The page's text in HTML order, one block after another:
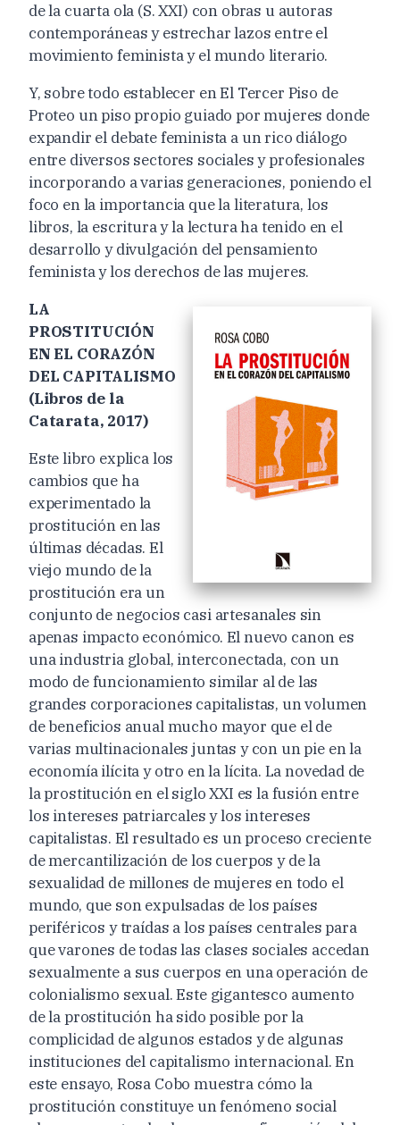
de la cuarta ola (S. XXI) con obras u autoras
contemporáneas y estrechar lazos entre el
movimiento feminista y el mundo literario.
Y, sobre todo establecer en El Tercer Piso de
Proteo un piso propio guiado por mujeres donde
expandir el debate feminista a un rico diálogo
entre diversos sectores sociales y profesionales
incorporando a varias generaciones, poniendo el
foco en la importancia que la literatura, los
libros, la escritura y la lectura ha tenido en el
desarrollo y divulgación del pensamiento
feminista y los derechos de las mujeres.
LA
PROSTITUCIÓN
EN EL CORAZÓN
DEL CAPITALISMO
(Libros de la
Catarata, 2017)
Este libro explica los
cambios que ha
experimentado la
prostitución en las
últimas décadas. El
viejo mundo de la
prostitución era un
conjunto de negocios casi artesanales sin
apenas impacto económico. El nuevo canon es
una industria global, interconectada, con un
modo de funcionamiento similar al de las
grandes corporaciones capitalistas, un volumen
de beneficios anual mucho mayor que el de
varias multinacionales juntas y con un pie en la
economía ilícita y otro en la lícita. La novedad de
la prostitución en el siglo XXI es la fusión entre
los intereses patriarcales y los intereses
capitalistas. El resultado es un proceso creciente
de mercantilización de los cuerpos y de la
sexualidad de millones de mujeres en todo el
mundo, que son expulsadas de los países
periféricos y traídas a los países centrales para
que varones de todas las clases sociales accedan
sexualmente a sus cuerpos en una operación de
colonialismo sexual. Este gigantesco aumento
de la prostitución ha sido posible por la
complicidad de algunos estados y de algunas
instituciones del capitalismo internacional. En
este ensayo, Rosa Cobo muestra cómo la
prostitución constituye un fenómeno social